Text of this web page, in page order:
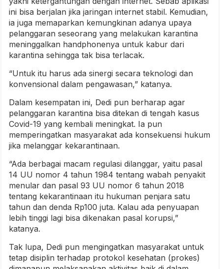
ini bisa berjalan jika jaringan internet stabil. Kemudian,
ia juga memaparkan kemungkinan adanya upaya
pelanggaran seseorang yang melakukan karantina
meninggalkan handphonenya untuk kabur dari
karantina sehingga tak bisa terlacak.
“Untuk itu harus ada sinergi secara teknologi dan
konvensional dalam pengawasan,” katanya.
Dalam kesempatan ini, Dedi pun berharap agar
pelanggaran karantina bisa ditekan di tengah kasus
Covid-19 yang kembali meningkat. Ia pun
memperingatkan masyarakat ada konsekuensi hukum
jika melanggar kekarantinaan.
“Ada berbagai macam regulasi dilanggar, yaitu pasal
14 UU nomor 4 tahun 1984 tentang wabah penyakit
menular dan pasal 93 UU nomor 6 tahun 2018
tentang kekarantinaan itu hukuman penjara satu
tahun dan denda Rp100 juta. Kalau ada penyuapan
lebih tinggi lagi bisa dikenakan pasal korupsi,”
katanya.
Tak lupa, Dedi pun mengingatkan masyarakat untuk
tetap disiplin terhadap protokol kesehatan (prokes)